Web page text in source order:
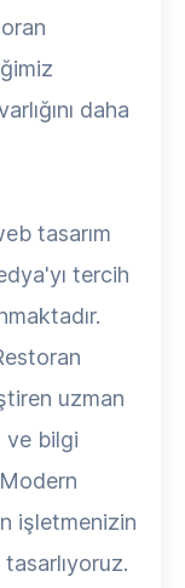
daha
tasarım
tercih
uzman
ve bilgi
işletmenizin